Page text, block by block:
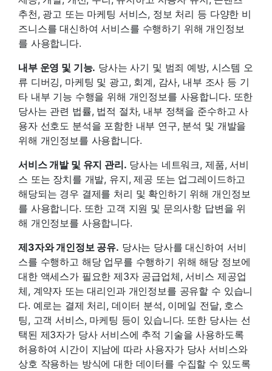
추천, 광고 또는 마케팅 서비스, 정보 처리 등 다양한 비
즈니스를 대신하여 서비스를 수행하기 위해 개인정보
를 사용합니다.
내부 운영 및 기능. 당사는 사기 및 범죄 예방, 시스템 오
류 디버깅, 마케팅 및 광고, 회계, 감사, 내부 조사 등 기
타 내부 기능 수행을 위해 개인정보를 사용합니다. 또한
당사는 관련 법률, 법적 절차, 내부 정책을 준수하고 사
용자 선호도 분석을 포함한 내부 연구, 분석 및 개발을
위해 개인정보를 사용합니다.
서비스 개발 및 유지 관리. 당사는 네트워크, 제품, 서비
스 또는 장치를 개발, 유지, 제공 또는 업그레이드하고
해당되는 경우 결제를 처리 및 확인하기 위해 개인정보
를 사용합니다. 또한 고객 지원 및 문의사항 답변을 위
해 개인정보를 사용합니다.
제3자와 개인정보 공유. 당사는 당사를 대신하여 서비
스를 수행하고 해당 업무를 수행하기 위해 해당 정보에
대한 액세스가 필요한 제3자 공급업체, 서비스 제공업
체, 계약자 또는 대리인과 개인정보를 공유할 수 있습니
다. 예로는 결제 처리, 데이터 분석, 이메일 전달, 호스
팅, 고객 서비스, 마케팅 등이 있습니다. 또한 당사는 선
택된 제3자가 당사 서비스에 추적 기술을 사용하도록
허용하여 시간이 지남에 따라 사용자가 당사 서비스와
상호 작용하는 방식에 대한 데이터를 수집할 수 있도록